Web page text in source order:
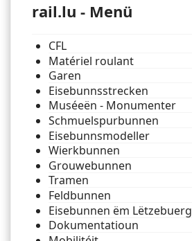
rail.lu - Menü
CFL
Matériel roulant
Garen
Eisebunnsstrecken
Muséeën - Monumenter
Schmuelspurbunnen
Eisebunnsmodeller
Wierkbunnen
Grouwebunnen
Tramen
Feldbunnen
Eisebunnen ëm Lëtzebuerg
Dokumentatioun